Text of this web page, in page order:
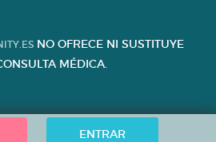
ENTRAR
NO OFRECE NI SUSTITUYE
MÉDICA.